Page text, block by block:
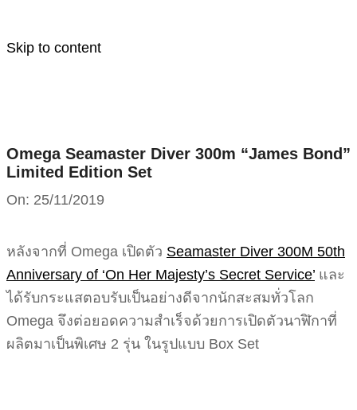
Skip to content
Omega Seamaster Diver 300m “James Bond”
Limited Edition Set
On: 25/11/2019
หลังจากที่ Omega เปิดตัว Seamaster Diver 300M 50th
Anniversary of ‘On Her Majesty’s Secret Service’ และ
ได้รับกระแสตอบรับเป็นอย่างดีจากนักสะสมทั่วโลก
Omega จึงต่อยอดความสำเร็จด้วยการเปิดตัวนาฬิกาที่
ผลิตมาเป็นพิเศษ 2 รุ่น ในรูปแบบ Box Set